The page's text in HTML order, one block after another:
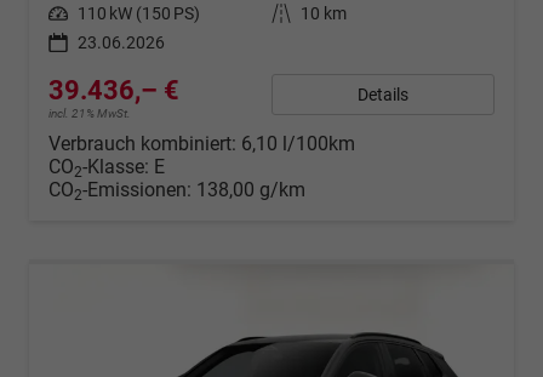
Leistung 110 kW (150 PS) Kilometerstand
10 km
23.06.2026
39.436,– €
incl. 21% MwSt.
Details
Verbrauch kombiniert: 6,10 l/100km
CO2-Klasse: E
CO2-Emissionen: 138,00 g/km